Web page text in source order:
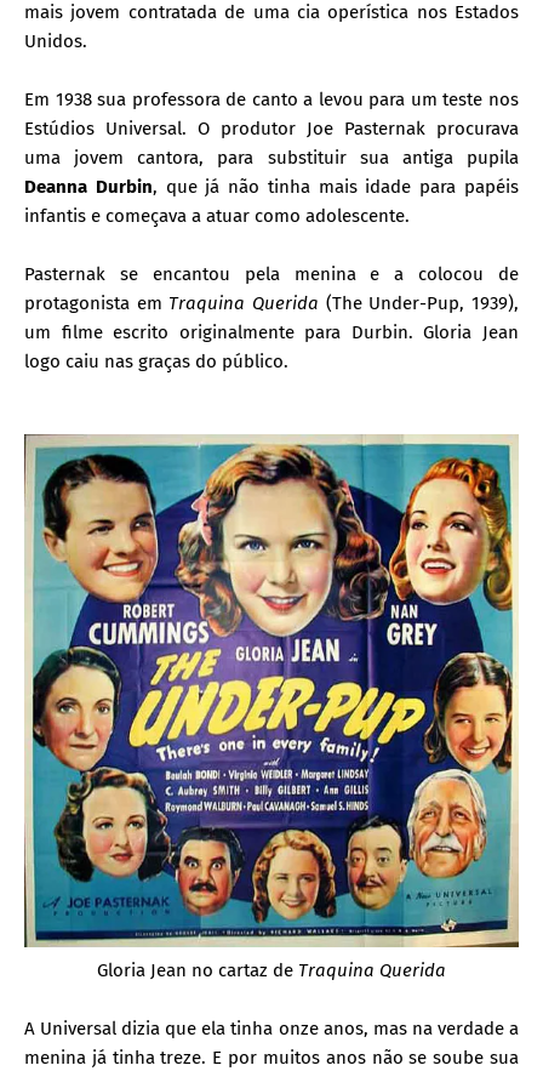
mais jovem contratada de uma cia operística nos Estados
Unidos.
Em 1938 sua professora de canto a levou para um teste nos
Estúdios Universal. O produtor Joe Pasternak procurava
uma jovem cantora, para substituir sua antiga pupila
Deanna Durbin, que já não tinha mais idade para papéis
infantis e começava a atuar como adolescente.
Pasternak se encantou pela menina e a colocou de
protagonista em Traquina Querida (The Under-Pup, 1939),
um filme escrito originalmente para Durbin. Gloria Jean
logo caiu nas graças do público.
Gloria Jean no cartaz de Traquina Querida
A Universal dizia que ela tinha onze anos, mas na verdade a
menina já tinha treze. E por muitos anos não se soube sua